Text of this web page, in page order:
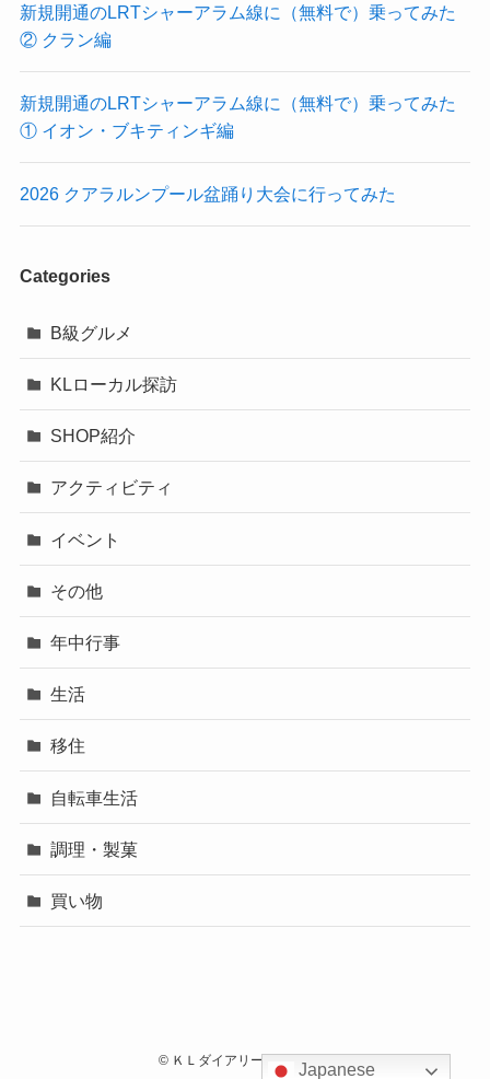
新規開通のLRTシャーアラム線に（無料で）乗ってみた
② クラン編
新規開通のLRTシャーアラム線に（無料で）乗ってみた
① イオン・ブキティンギ編
2026 クアラルンプール盆踊り大会に行ってみた
Categories
B級グルメ
KLローカル探訪
SHOP紹介
アクティビティ
イベント
その他
年中行事
生活
移住
自転車生活
調理・製菓
買い物
©ＫＬダイアリートラタロウ.
Japanese